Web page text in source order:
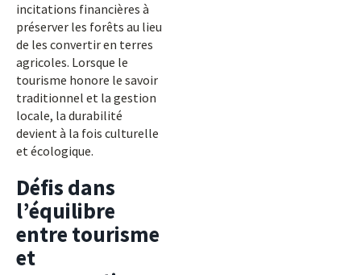
incitations financières à
préserver les forêts au lieu
de les convertir en terres
agricoles. Lorsque le
tourisme honore le savoir
traditionnel et la gestion
locale, la durabilité
devient à la fois culturelle
et écologique.
Défis dans
l’équilibre
entre tourisme
et